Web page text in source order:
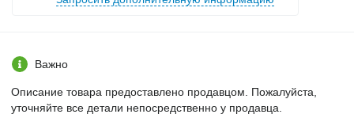
Важно
Описание товара предоставлено продавцом. Пожалуйста,
уточняйте все детали непосредственно у продавца.